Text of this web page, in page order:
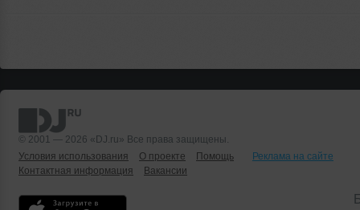
© 2001 — 2026 «DJ.ru» Все права защищены.
Условия использования
О проекте Помощь
Реклама на сайте
Контактная информация
Вакансии